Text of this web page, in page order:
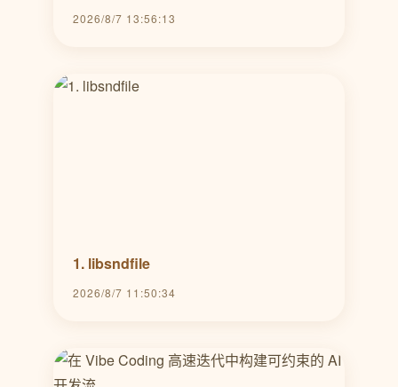
2026/8/7 13:56:13
1. libsndfile
2026/8/7 11:50:34